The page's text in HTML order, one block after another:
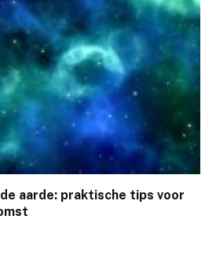
aarde: praktische tips voor